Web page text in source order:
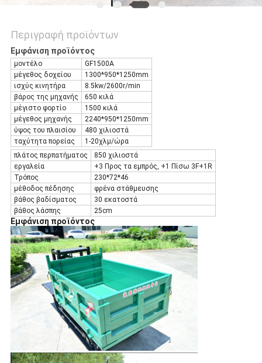
Περιγραφή προϊόντων
Εμφάνιση προϊόντος
μοντέλο
GF1500A
μέγεθος δοχείου
1300*950*1250mm
ισχύς κινητήρα
8.5kw/2600r/min
βάρος της μηχανής
650 κιλά
μέγιστο φορτίο
1500 κιλά
μέγεθος μηχανής
2240*950*1250mm
ύψος του πλαισίου
480 χιλιοστά
ταχύτητα πορείας
1-20χλμ/ώρα
πλάτος περπατήματος
850 χιλιοστά
εργαλεία
+3 Προς τα εμπρός, +1 Πίσω 3F+1R
Τρόπος
230*72*46
μέθοδος πέδησης
φρένα στάθμευσης
βάθος βαδίσματος
30 εκατοστά
βάθος λάσπης
25cm
Εμφάνιση προϊόντος